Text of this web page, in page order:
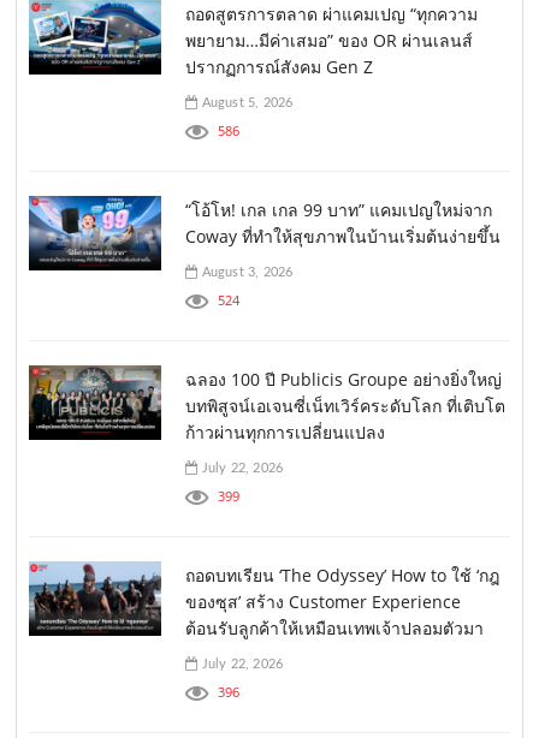
ถอดสูตรการตลาด ผ่าแคมเปญ “ทุกความ
พยายาม…มีค่าเสมอ” ของ OR ผ่านเลนส์
ปรากฏการณ์สังคม Gen Z
August 5, 2026
586
“โอ้โห! เกล เกล 99 บาท” แคมเปญใหม่จาก
Coway ที่ทำให้สุขภาพในบ้านเริ่มต้นง่ายขึ้น
August 3, 2026
524
ฉลอง 100 ปี Publicis Groupe อย่างยิ่งใหญ่
บทพิสูจน์เอเจนซี่เน็ทเวิร์คระดับโลก ที่เติบโต
ก้าวผ่านทุกการเปลี่ยนแปลง
July 22, 2026
399
ถอดบทเรียน ‘The Odyssey’ How to ใช้ ‘กฎ
ของซุส’ สร้าง Customer Experience
ต้อนรับลูกค้าให้เหมือนเทพเจ้าปลอมตัวมา
July 22, 2026
396